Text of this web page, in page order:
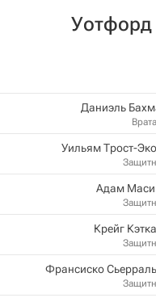
Уотфорд
Даниэль
Уильям Трост-
Адам
Крейг
Франсиско